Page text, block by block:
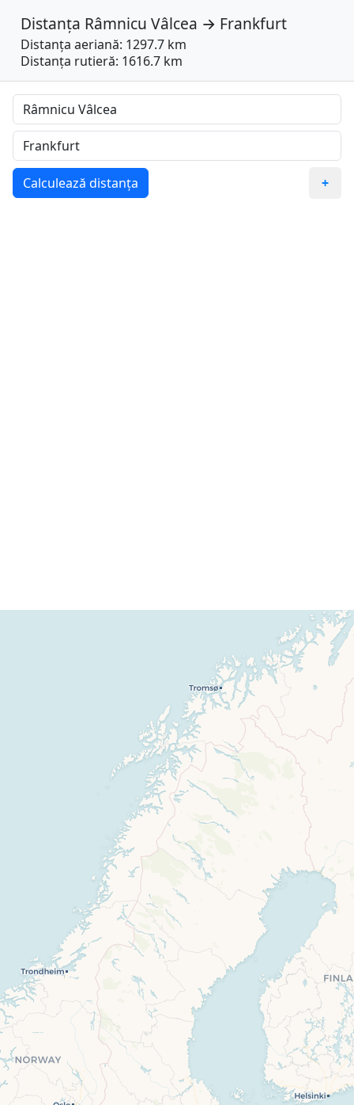
Distanța Râmnicu Vâlcea → Frankfurt
Distanța aeriană: 1297.7 km
Distanța rutieră: 1616.7 km
Calculează distanța +